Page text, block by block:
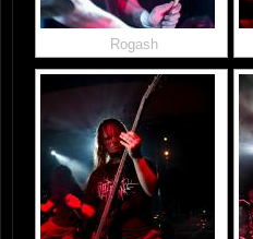
Rogash